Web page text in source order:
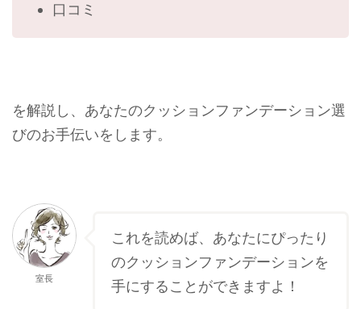
口コミ
を解説し、あなたのクッションファンデーション選
びのお手伝いをします。
室長
これを読めば、あなたにぴったり
のクッションファンデーションを
手にすることができますよ！